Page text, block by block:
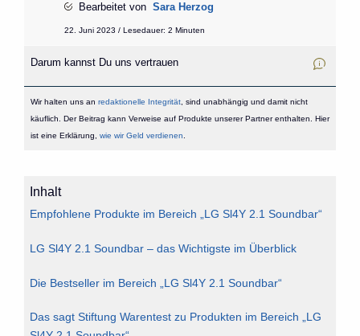
Bearbeitet von Sara Herzog
22. Juni 2023 / Lesedauer: 2 Minuten
Darum kannst Du uns vertrauen
Wir halten uns an redaktionelle Integrität, sind unabhängig und damit nicht
käuflich. Der Beitrag kann Verweise auf Produkte unserer Partner enthalten. Hier
ist eine Erklärung, wie wir Geld verdienen
Inhalt
Empfohlene Produkte im Bereich „LG Sl4Y 2.1 Soundbar“
LG Sl4Y 2.1 Soundbar – das Wichtigste im Überblick
Die Bestseller im Bereich „LG Sl4Y 2.1 Soundbar“
Das sagt Stiftung Warentest zu Produkten im Bereich „LG